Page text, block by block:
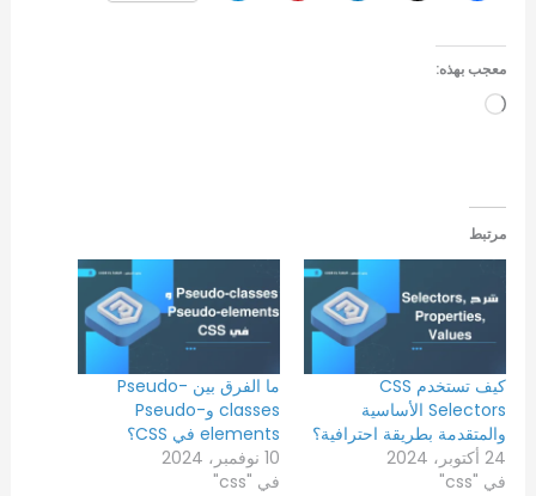
معجب بهذه:
جاري
مرتبط
كيف تستخدم CSS
Selectors الأساسية
والمتقدمة بطريقة احترافية؟
24 أكتوبر، 2024
في "css"
ما الفرق بين Pseudo-
classes وPseudo-
elements في CSS؟
10 نوفمبر، 2024
في "css"